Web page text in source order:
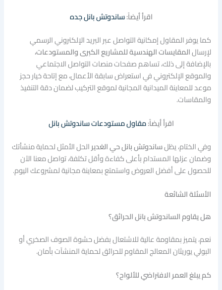
اقرأ أيضاً:ساندوتش بانل جده
كما يوفر المقاول إمكانية التواصل عبر البريد الإلكتروني الرسمي
لإرسالالمقايسات الهندسية للمشاريع الكبرى والمستودعات،
بالإضافة إلى ذلك، تساهم صفحات منصات التواصل الاجتماعي
والموقع الإلكتروني في استعراض سابقة الأعمال، مع إتاحة خيار حجز
موعد للمعاينة الميدانية المجانية لموقع التركيب لضمان دقة التنفيذ
والمقاسات.
اقرأ أيضاً:مقاول مستودعات ساندوتش بانل
وفي الختام، يظلساندوتش بانل حي الغديرالحل الأمثل لحماية منشأتك
وضمان عزلها المستدام بأعلى كفاءة وأقل تكلفة، تواصل معنا الآن
للحصول على أفضل العروض واستمتع بمعاينة مجانية لمشروعك اليوم.
الأسئلة الشائعة
هل يقاوم الساندوتش بانل الحرائق؟
نعم، يتميز بمقاومة عالية للاشتعال بفضل حشوة الصوف الصخري أو
البولي يوريثان المعالج المقاوم للحرائق لحماية المنشآت بأمان.
كم يبلغ العمر الافتراضي للألواح؟